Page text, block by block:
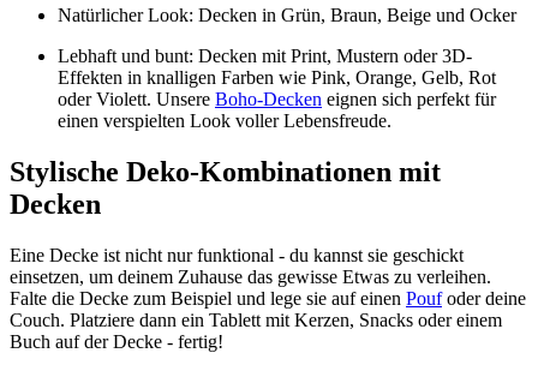
Natürlicher Look: Decken in Grün, Braun, Beige und Ocker
Lebhaft und bunt: Decken mit Print, Mustern oder 3D-
Effekten in knalligen Farben wie Pink, Orange, Gelb, Rot
oder Violett. Unsere Boho-Decken eignen sich perfekt für
einen verspielten Look voller Lebensfreude.
Stylische Deko-Kombinationen mit
Decken
Eine Decke ist nicht nur funktional - du kannst sie geschickt
einsetzen, um deinem Zuhause das gewisse Etwas zu verleihen.
Falte die Decke zum Beispiel und lege sie auf einen Poufoder deine
Couch. Platziere dann ein Tablett mit Kerzen, Snacks oder einem
Buch auf der Decke - fertig!